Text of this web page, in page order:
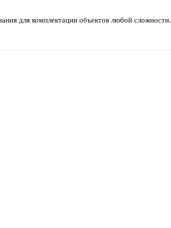
для комплектации объектов любой сложности.